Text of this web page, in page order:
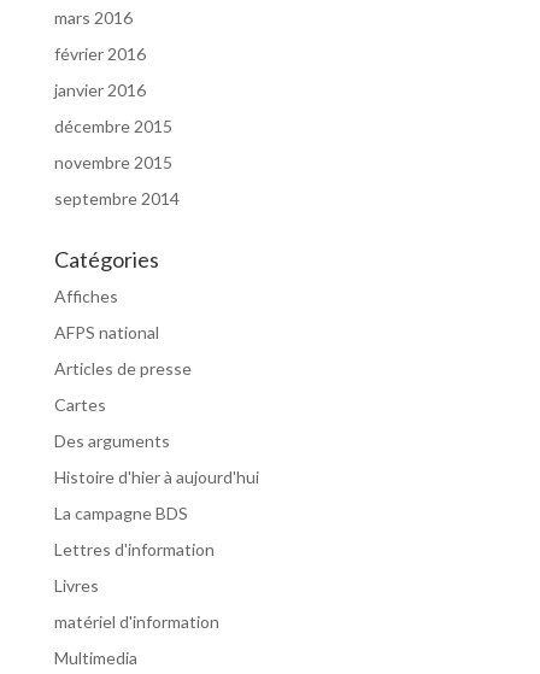
mars 2016
février 2016
janvier 2016
décembre 2015
novembre 2015
septembre 2014
Catégories
Affiches
AFPS national
Articles de presse
Cartes
Des arguments
Histoire d'hier à aujourd'hui
La campagne BDS
Lettres d'information
Livres
matériel d'information
Multimedia